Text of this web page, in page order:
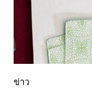
ข่าว